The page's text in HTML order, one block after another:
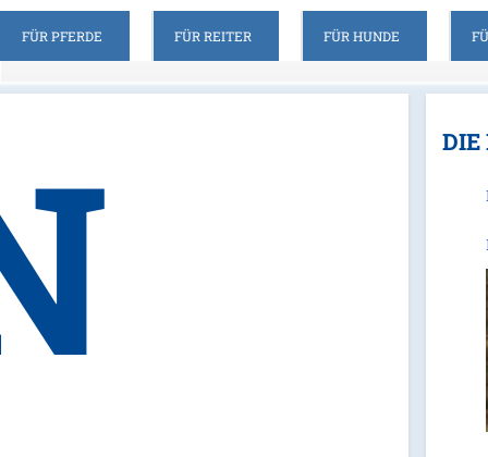
FÜR PFERDE FÜR REITER FÜR HUNDE
DIE